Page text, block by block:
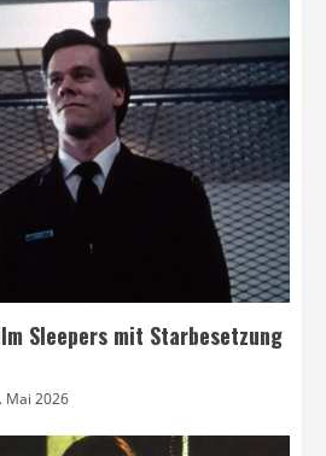
Sleepers mit Starbesetzung
Mai 2026